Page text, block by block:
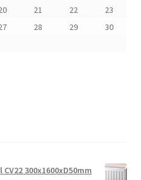
21 22
23
28 29
30
300x1600xD50mm